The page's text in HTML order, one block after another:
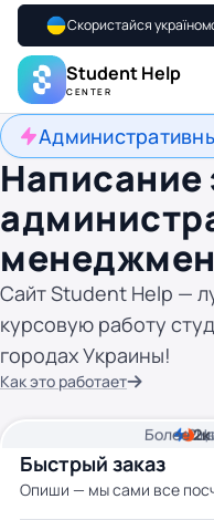
Скористайся
Student Help
CENTER
Написание
Сайт Student Help —
курсовую работу
городах Украины!
Как это работает
Быстрый заказ
Опиши — мы сами все
2
Более2к